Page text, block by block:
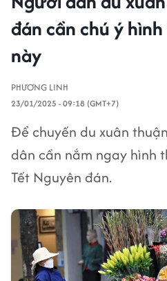
đán cần chú ý
này
PHƯƠNG LINH
23/01/2025 - 09:18 (GMT+7)
Để chuyến du xuân
dân cần nắm ngay hình
Tết Nguyên đán.